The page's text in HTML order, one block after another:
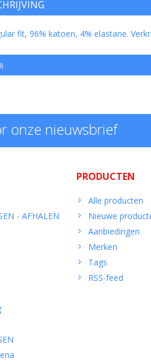
fit, 96% katoen, 4% elastane.
onze nieuwsbrief
- AFHALEN
PRODUCTEN
Alle producten
Nieuwe
Aanbiedingen
Merken
Tags
RSS-feed